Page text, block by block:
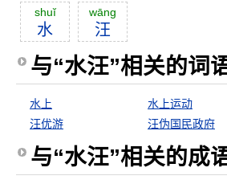
shuĭ
水
wāng
汪
与“水汪”相关的词
水上 水上运动
汪优游
汪伪国民政府
与“水汪”相关的成